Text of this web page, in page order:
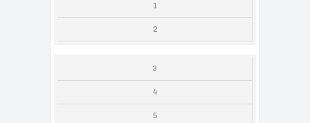
1
2
3
4
5